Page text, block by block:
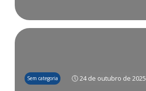
🕔 24 de outubro de 2025
Sem categoria